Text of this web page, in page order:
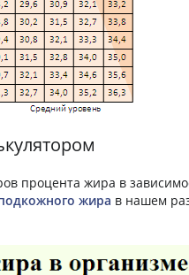
процента жира в
жира в нашем